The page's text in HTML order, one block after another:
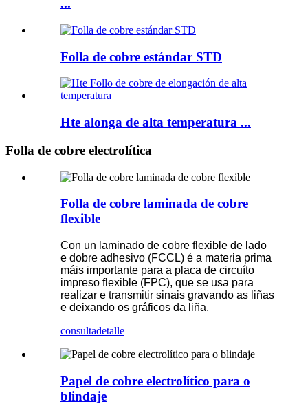
...
Folla de cobre estándar STD
Hte alonga de alta temperatura ...
Folla de cobre electrolítica
Folla de cobre laminada de cobre
flexible
Con un laminado de cobre flexible de lado
e dobre adhesivo (FCCL) é a materia prima
máis importante para a placa de circuíto
impreso flexible (FPC), que se usa para
realizar e transmitir sinais gravando as liñas
e deixando os gráficos da liña.
consultadetalle
Papel de cobre electrolítico para o
blindaje